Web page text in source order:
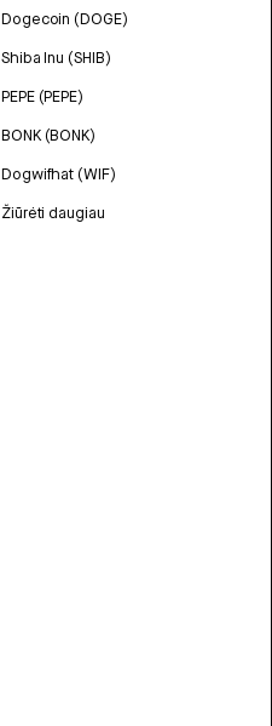
Dogecoin (DOGE)
Shiba Inu (SHIB)
PEPE (PEPE)
BONK (BONK)
Dogwifhat (WIF)
Žiūrėti daugiau